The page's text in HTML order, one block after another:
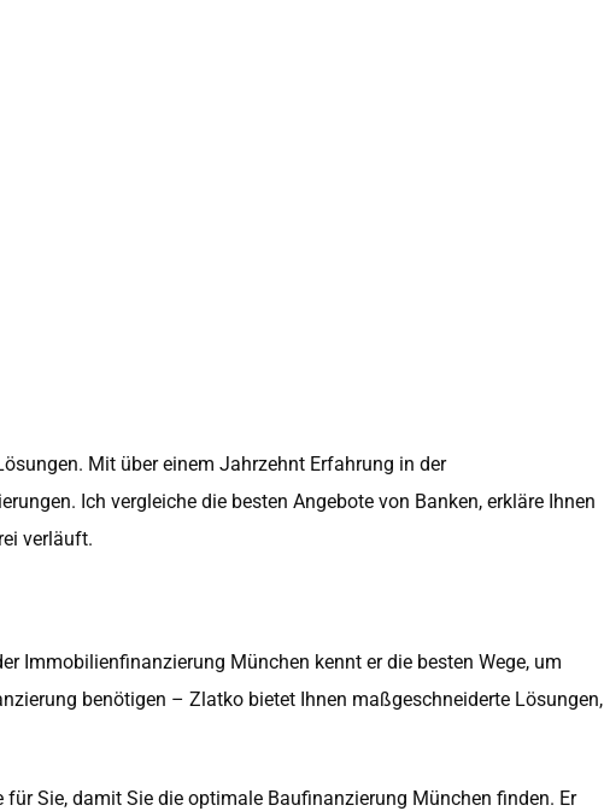
Mit über einem Jahrzehnt Erfahrung in der
Ich vergleiche die besten Angebote von Banken, erkläre Ihnen
verläuft.
Immobilienfinanzierung München kennt er die besten Wege, um
benötigen – Zlatko bietet Ihnen maßgeschneiderte Lösungen,
Sie, damit Sie die optimale Baufinanzierung München finden. Er